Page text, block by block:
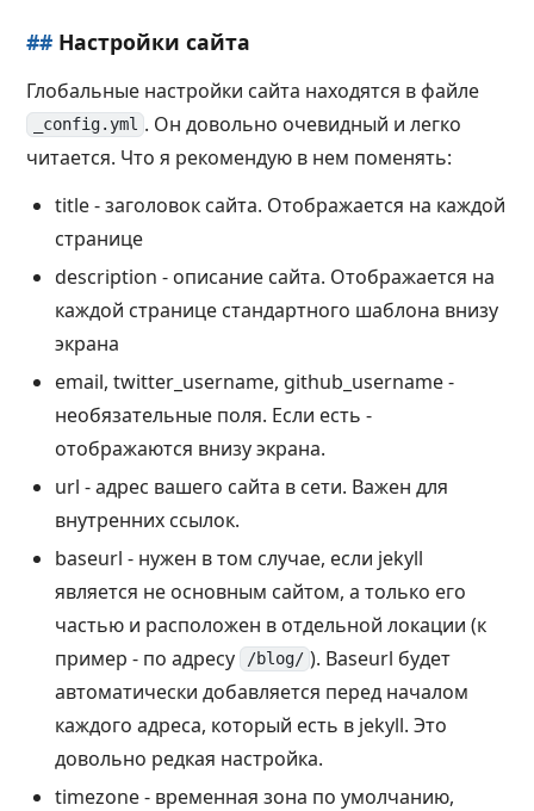
## Настройки сайта
Глобальные настройки сайта находятся в файле
_config.yml . Он довольно очевидный и легко
читается. Что я рекомендую в нем поменять:
title - заголовок сайта. Отображается на каждой
странице
description - описание сайта. Отображается на
каждой странице стандартного шаблона внизу
экрана
email, twitter_username, github_username -
необязательные поля. Если есть -
отображаются внизу экрана.
url - адрес вашего сайта в сети. Важен для
внутренних ссылок.
baseurl - нужен в том случае, если jekyll
является не основным сайтом, а только его
частью и расположен в отдельной локации (к
пример - по адресу /blog/ ). Baseurl будет
автоматически добавляется перед началом
каждого адреса, который есть в jekyll. Это
довольно редкая настройка.
timezone - временная зона по умолчанию,